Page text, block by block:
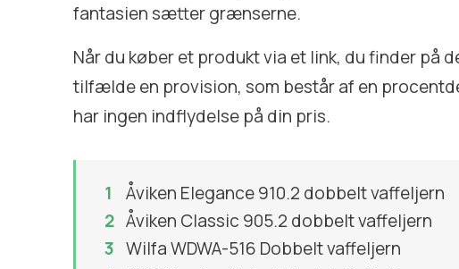
fantasien sætter grænserne.
Når du køber et produkt via et link, du finder på
tilfælde en provision, som består af en
har ingen indflydelse på din pris.
Åviken Elegance 910.2 dobbelt vaffeljern
Åviken Classic 905.2 dobbelt vaffeljern
Wilfa WDWA-516 Dobbelt vaffeljern